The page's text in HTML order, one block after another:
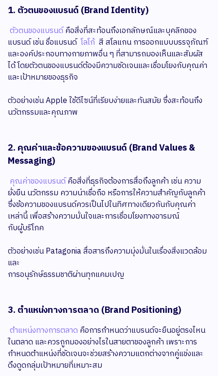
1. ตัวตนของแบรนด์ (Brand Identity)
ตัวตนของแบรนด์คือสิ่งที่สะท้อนถึงเอกลักษณ์และบุคลิกของ
แบรนด์ เช่น ชื่อแบรนด์ โลโก้ สี สโลแกน การออกแบบบรรจุภัณฑ์
และองค์ประกอบทางกายภาพอื่น ๆ ที่สามารถมองเห็นและสัมผัส
ได้ โดยตัวตนของแบรนด์ต้องมีความชัดเจนและเชื่อมโยงกับคุณค่า
และเป้าหมายของธุรกิจ
ตัวอย่างเช่น Apple ใช้ดีไซน์ที่เรียบง่ายและทันสมัย ซึ่งสะท้อนถึง
นวัตกรรมและคุณภาพ
2. คุณค่าและข้อความของแบรนด์ (Brand Values &
Messaging)
คุณค่าของแบรนด์คือสิ่งที่ธุรกิจต้องการสื่อถึงลูกค้า เช่น ความ
ยั่งยืน นวัตกรรม ความน่าเชื่อถือ หรือการให้ความสำคัญกับลูกค้า
ซึ่งข้อความของแบรนด์ควรเป็นไปในทิศทางเดียวกันกับคุณค่า
เหล่านี้ เพื่อสร้างความมั่นใจและการเชื่อมโยงทางอารมณ์
กับผู้บริโภค
ตัวอย่างเช่น Patagonia สื่อสารถึงความมุ่งมั่นในเรื่องสิ่งแวดล้อม
และ
การอนุรักษ์ธรรมชาติผ่านทุกแคมเปญ
3. ตำแหน่งทางการตลาด (Brand Positioning)
ตำแหน่งทางการตลาด คือการกำหนดว่าแบรนด์จะยืนอยู่ตรงไหน
ในตลาด และควรถูกมองอย่างไรในสายตาของลูกค้า เพราะการ
กำหนดตำแหน่งที่ชัดเจนจะช่วยสร้างความแตกต่างจากคู่แข่งและ
ดึงดูดกลุ่มเป้าหมายที่เหมาะสม